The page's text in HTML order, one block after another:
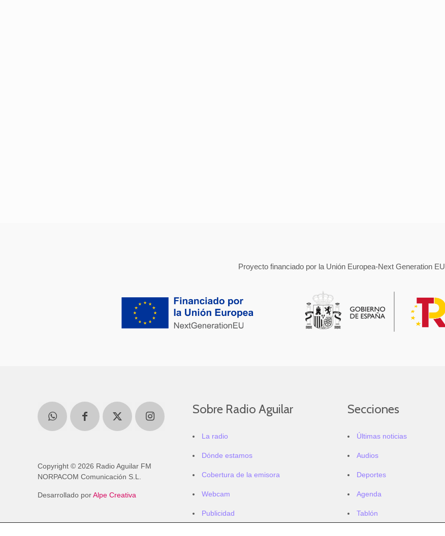
Proyecto financiado por la Unión Europea-Next Generation EU
Copyright © 2026 Radio Aguilar FM
NORPACOM Comunicación S.L.
Desarrollado porAlpe Creativa
Sobre Radio Aguilar
La radio
Dónde estamos
Cobertura de la emisora
Webcam
Publicidad
Secciones
Últimas noticias
Audios
Deportes
Agenda
Tablón